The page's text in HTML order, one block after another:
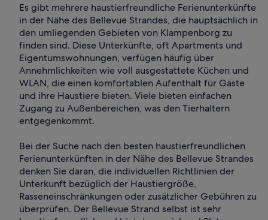
Es gibt mehrere haustierfreundliche Ferienunterkünfte
in der Nähe des Bellevue Strandes, die hauptsächlich in
den umliegenden Gebieten von Klampenborg zu
finden sind. Diese Unterkünfte, oft Apartments und
Eigentumswohnungen, verfügen häufig über
Annehmlichkeiten wie voll ausgestattete Küchen und
WLAN, die einen komfortablen Aufenthalt für Gäste
und ihre Haustiere bieten. Viele bieten einfachen
Zugang zu Außenbereichen, was den Tierhaltern
entgegenkommt.
Bei der Suche nach den besten haustierfreundlichen
Ferienunterkünften in der Nähe des Bellevue Strandes
denken Sie daran, die individuellen Richtlinien der
Unterkunft bezüglich der Haustiergröße,
Rasseneinschränkungen oder zusätzlicher Gebühren zu
überprüfen. Der Bellevue Strand selbst ist sehr